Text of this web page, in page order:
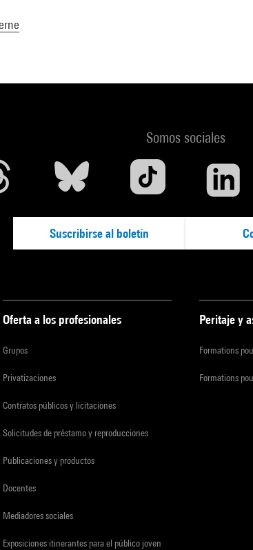
Somos sociales
Suscribirse al boletín
Oferta a los profesionales
Grupos
Privatizaciones
Contratos públicos y licitaciones
Solicitudes de préstamo y reproducciones
Publicaciones y productos
Docentes
Mediadores sociales
Exposiciones itinerantes para el público joven
Peritaje y
Formations
Formations